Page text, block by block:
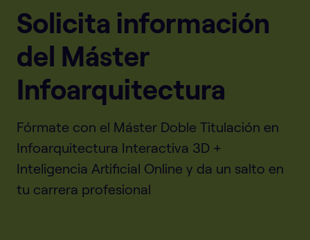
Solicita información
del Máster
Infoarquitectura
Fórmate con el Máster Doble Titulación en
Infoarquitectura Interactiva 3D +
Inteligencia Artificial Online y da un salto en
tu carrera profesional